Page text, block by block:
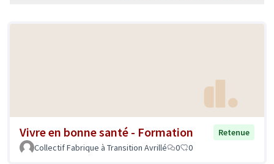
Vivre en bonne santé - Formation
Retenue
Collectif Fabrique à Transition Avrillé
0 0